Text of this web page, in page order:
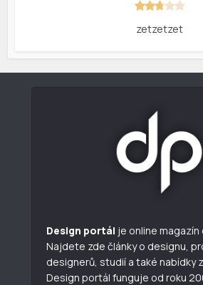
zetzetzet
Design portál je online magazín
Najdete zde články o designu,
designerů, studií a také nabídky
Design portál funguje od roku